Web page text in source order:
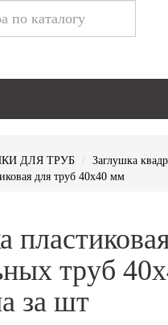
ДЛЯ ТРУБ
Заглушка
для труб 40x40 мм
труб
за шт